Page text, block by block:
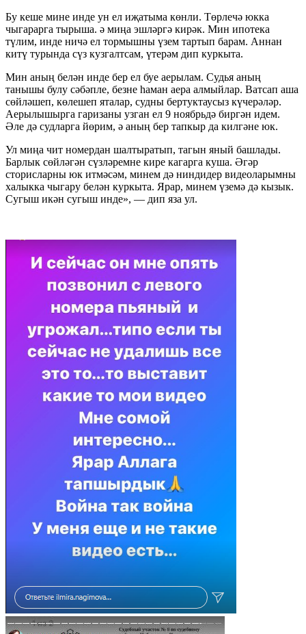
Бу кеше мине инде ун ел иҗатыма көнли. Төрлечә юкка
чыгарарга тырыша. ә миңа эшләргә кирәк. Мин ипотека
түлим, инде ничә ел тормышны үзем тартып барам. Аннан
китү турында сүз кузгалтсам, үтерәм дип куркыта.
Мин аның белән инде бер ел буе аерылам. Судья аның
танышы булу сәбәпле, безне һаман аера алмыйлар. Ватсап аша
сөйләшеп, көлешеп яталар, судны бертуктаусыз күчерәләр.
Аерылышырга гаризаны узган ел 9 ноябрьдә биргән идем.
Әле дә судларга йөрим, ә аның бер тапкыр да килгәне юк.
Ул миңа чит номердан шалтыратып, тагын яный башлады.
Барлык сөйләгән сүзләремне кире кагарга куша. Әгәр
сторисларны юк итмәсәм, минем дә ниндидер видеоларымны
халыкка чыгару белән куркыта. Ярар, минем үземә дә кызык.
Сугыш икән сугыш инде», — дип яза ул.